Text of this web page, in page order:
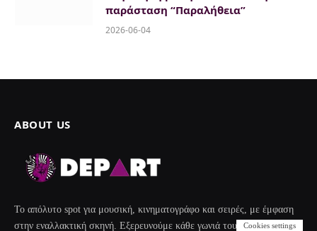
παράσταση “Παραλήθεια”
2026-06-04
ABOUT US
Το απόλυτο spot για μουσική, κινηματογράφο και σειρές, με έμφαση
στην εναλλακτική σκηνή. Εξερευνούμε κάθε γωνιά του underground,
Cookies settings